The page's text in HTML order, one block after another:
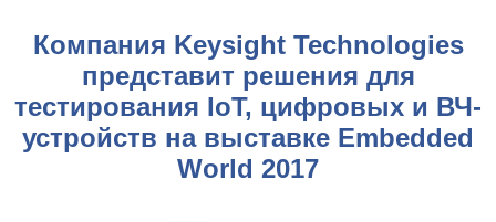
Компания Keysight Technologies
представит решения для
тестирования IoT, цифровых и ВЧ-
устройств на выставке Embedded
World 2017